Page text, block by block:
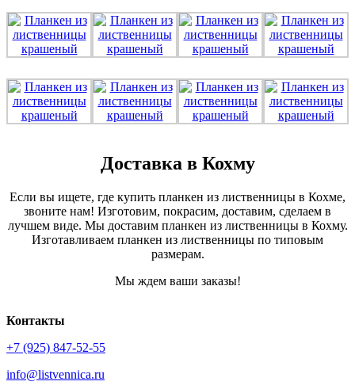
Доставка в Кохму
Если вы ищете, где купить планкен из лиственницы в Кохме,
звоните нам! Изготовим, покрасим, доставим, сделаем в
лучшем виде. Мы доставим планкен из лиственницы в Кохму.
Изготавливаем планкен из лиственницы по типовым
размерам.
Мы ждем ваши заказы!
Контакты
+7 (925) 847-52-55
info@listvennica.ru